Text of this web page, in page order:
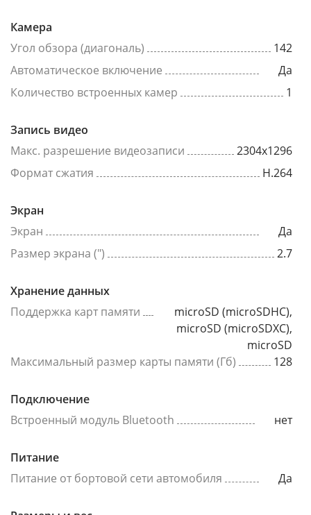
Камера
Угол обзора (диагональ)
142
Автоматическое включение
Да
Количество встроенных камер
1
Запись видео
Макс. разрешение видеозаписи
2304x1296
Формат сжатия
H.264
Экран
Экран
Да
Размер экрана (")
2.7
Хранение данных
Поддержка карт памяти
microSD (microSDHC),
microSD (microSDXC),
microSD
Максимальный размер карты памяти (Гб)
128
Подключение
Встроенный модуль Bluetooth
нет
Питание
Питание от бортовой сети автомобиля
Да